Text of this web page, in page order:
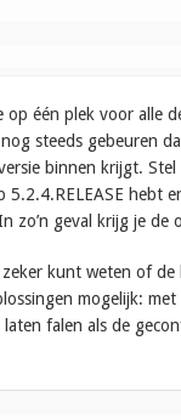
één plek voor alle
steeds gebeuren
binnen krijgt.
hebt
zo’n geval krijg je de
kunt weten of de
mogelijk:
falen als de